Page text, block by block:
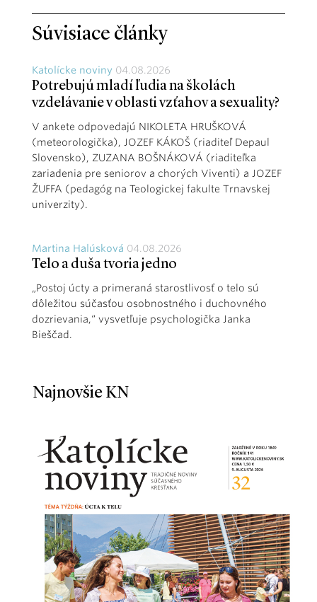
Súvisiace články
Katolícke noviny 04.08.2026
Potrebujú mladí ľudia na školách
vzdelávanie v oblasti vzťahov a sexuality?
V ankete odpovedajú NIKOLETA HRUŠKOVÁ
(meteorologička), JOZEF KÁKOŠ (riaditeľ Depaul
Slovensko), ZUZANA BOŠNÁKOVÁ (riaditeľka
zariadenia pre seniorov a chorých Viventi) a JOZEF
ŽUFFA (pedagóg na Teologickej fakulte Trnavskej
univerzity).
Martina Halúsková 04.08.2026
Telo a duša tvoria jedno
„Postoj úcty a primeraná starostlivosť o telo sú
dôležitou súčasťou osobnostného i duchovného
dozrievania,“ vysvetľuje psychologička Janka
Bieščad.
Najnovšie KN